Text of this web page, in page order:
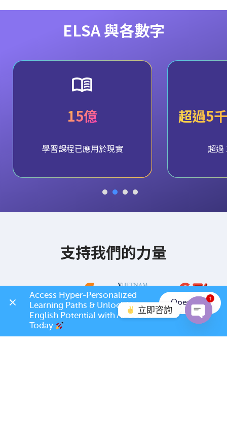
ELSA 與各數字
15億
學習課程已應用於現實
超過5
超過
支持我們的力量
立即咨詢
1
Access Hyper-Personalized
Learning Paths & Unlock Your
English Potential with AI Coach
Today
Open App